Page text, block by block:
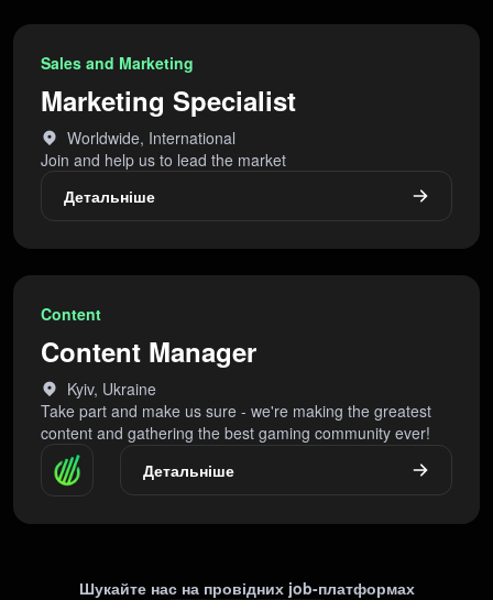
Sales and Marketing
Marketing Specialist
Worldwide, International
Join and help us to lead the market
Детальніше
Content
Content Manager
Kyiv, Ukraine
Take part and make us sure - we're making the greatest
content and gathering the best gaming community ever!
Детальніше
Шукайте нас на провідних job-платформах